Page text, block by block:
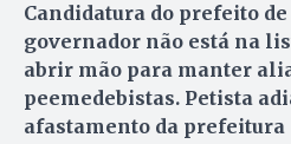
Candidatura do prefeito
governador não está na
abrir mão para manter
peemedebistas. Petista
afastamento da prefeitura